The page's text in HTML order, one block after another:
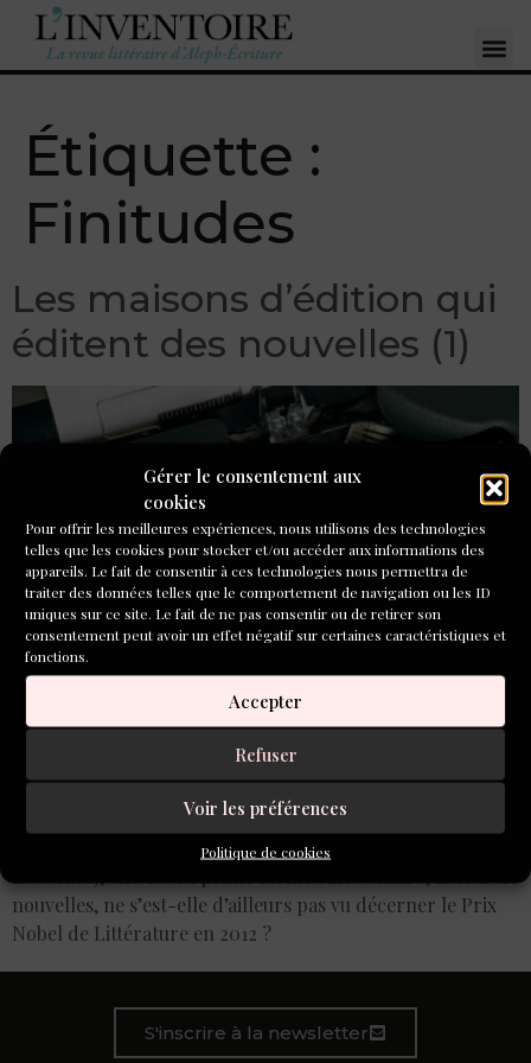
Gérer le consentement aux
cookies
Pour offrir les meilleures expériences, nous utilisons des technologies
telles que les cookies pour stocker et/ou accéder aux informations des
appareils. Le fait de consentir à ces technologies nous permettra de
traiter des données telles que le comportement de navigation ou les ID
uniques sur ce site. Le fait de ne pas consentir ou de retirer son
consentement peut avoir un effet négatif sur certaines caractéristiques et
fonctions.
Accepter
Refuser
Voir les préférences
Politique de cookies
Étiquette :
Finitudes
Les maisons d’édition qui
éditent des nouvelles (1)
Souvent les éditeurs en France hésitent à publier des
nouvelles, le roman restant l’art majeur et celui qui touche
le plus de lecteurs. Pourtant, dans les pays anglo-saxons,
où le trait d’esprit et l’humour tiennent encore une place
à part (témoin les nombreuses revues éditant des
nouvelles, ne s’est-elle d’ailleurs pas vu décerner le Prix
Nobel de Littérature en 2012 ?
S'inscrire à la newsletter